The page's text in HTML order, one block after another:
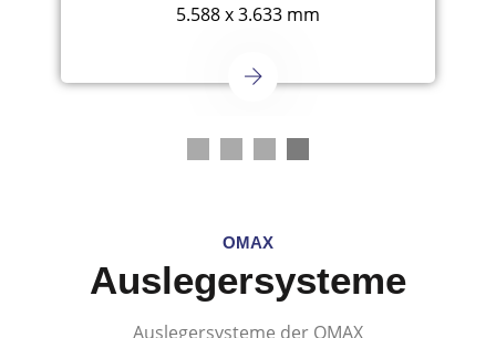
5.588 x 3.633 mm
OMAX
Auslegersysteme
Auslegersysteme der OMAX